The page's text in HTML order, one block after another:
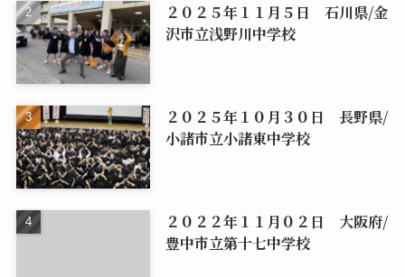
２０２５年１１月５日 石川県/金
沢市立浅野川中学校
２０２５年１０月３０日 長野県/
小諸市立小諸東中学校
２０２２年１１月０２日 大阪府/
豊中市立第十七中学校